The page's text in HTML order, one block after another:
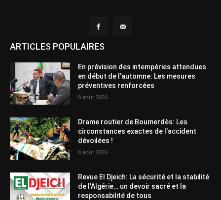
ARTICLES POPULAIRES
En prévision des intempéries attendues
en début de l’automne: Les mesures
préventives renforcées
8 août 2026
Drame routier de Boumerdès: Les
circonstances exactes de l’accident
dévoilées !
8 août 2026
Revue El Djeich: La sécurité et la stabilité
de l’Algérie… un devoir sacré et la
responsabilité de tous